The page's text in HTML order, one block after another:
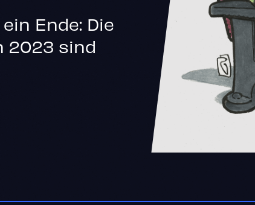
Ende: Die
2023 sind